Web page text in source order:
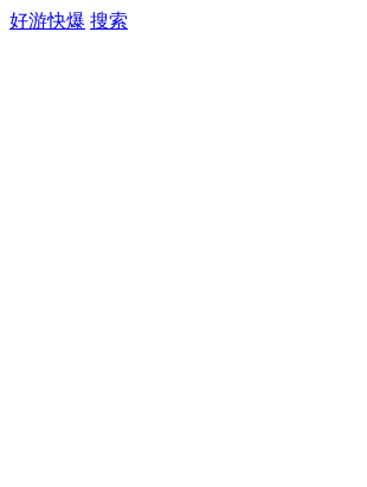
好游快爆 搜索